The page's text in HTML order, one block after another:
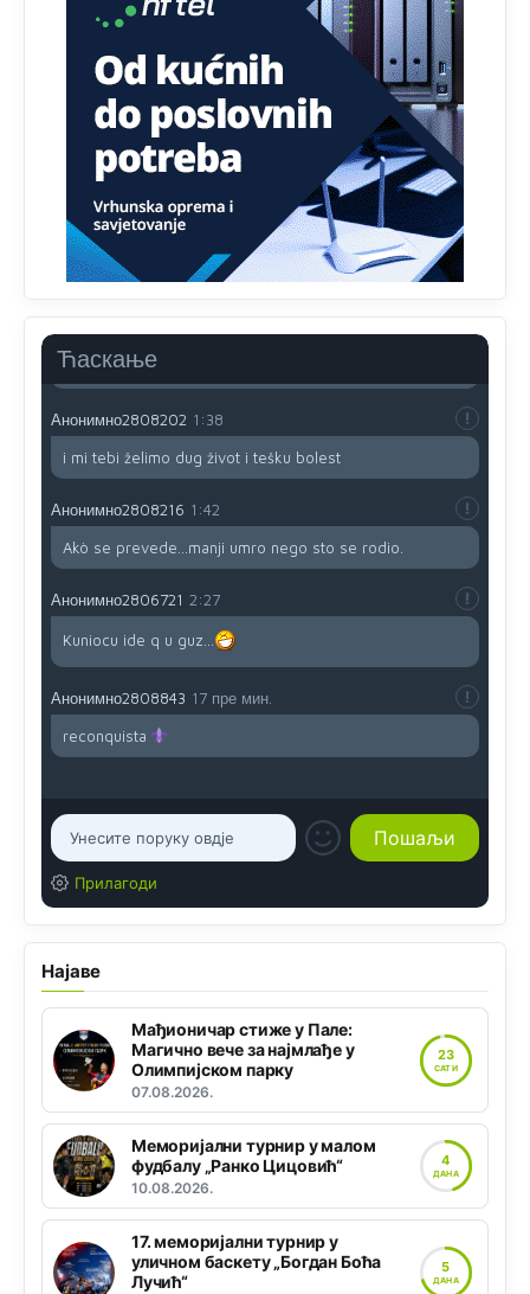
Ћаскање
ponasanje...Uzivotu brani tri stvari:cast,prijatelja i
slabije.Iz zivota iskljuci tri stvari uvredu,neznanje i
dok si ziv gaji tri stvari dobrotu,pamet i
prijateljstvo!!
Анонимно2806721 12:39
791 BiH nije priznala Kosovo kao nezavisnu državu jer
genocidna tvorevina pravi smetnju a recimo Srbija je
davnopriznala.Nasvakom proizvodu iz Srbije stoji -
uvoznik za Kosovo
Анонимно2806721
12:45
da brani? A imamo vojsku Kosova kojoj želimo svako
dobro i da se što bolje opreme
Анонимно2808202 1:38
i mi tebi želimo dug život i tešku bolest
Анонимно2808216 1:42
Akò se prevede...manji umro nego sto se rodio.
Анонимно2806721 2:27
Kuniocu ide q u guz...
Анонимно2808843 17 пре мин.
reconquista
Прилагоди
Најаве
Мађионичар стиже у Пале:
Магично вече за најмлађе у
Олимпијском парку
07.08.2026.
23
САТИ
Меморијални турнир у малом
фудбалу „Ранко Цицовић“
10.08.2026.
4
ДАНА
17. меморијални турнир у
уличном баскету „Богдан Боћа
Лучић“
5
ДАНА